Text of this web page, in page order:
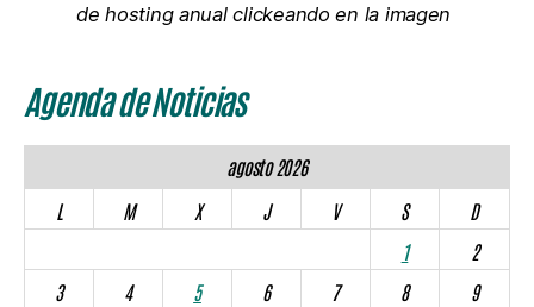
de hosting anual clickeando en la imagen
Agenda de Noticias
agosto 2026
L
M X J V S
D
1
2
3
4 5 6 7 8
9